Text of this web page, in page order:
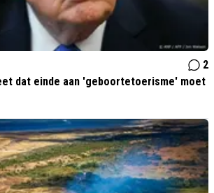
2
dat einde aan 'geboortetoerisme' moet